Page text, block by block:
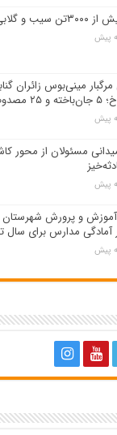
در شهرستان کوهسرخ
مرگبار مینی‌بوس زائران
مصدوم
مسئولان از محور
و پرورش شهرستان
آمادگی مدارس برای